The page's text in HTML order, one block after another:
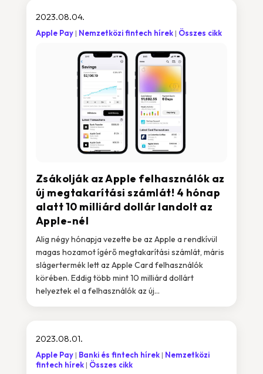
Zsákolják az Apple felhasználók az
új megtakarítási számlát! 4 hónap
alatt 10 milliárd dollár landolt az
Apple-nél
2023.08.04.
Apple Pay Nemzetközi fintech hírek Összes cikk
Alig négy hónapja vezette be az Apple a rendkívül
magas hozamot ígérő megtakarítási számlát, máris
slágertermék lett az Apple Card felhasználók
körében. Eddig több mint 10 milliárd dollárt
helyeztek el a felhasználók az új...
2023.08.01.
Apple Pay Banki és fintech hírek
Nemzetközi
fintech hírek
Összes cikk